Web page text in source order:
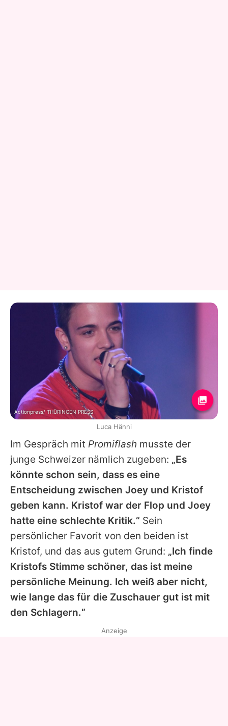
Im Gespräch mit Promiflash musste der
junge Schweizer nämlich zugeben: „Es
könnte schon sein, dass es eine
Entscheidung zwischen Joey und Kristof
geben kann. Kristof war der Flop und Joey
hatte eine schlechte Kritik.“ Sein
persönlicher Favorit von den beiden ist
Kristof, und das aus gutem Grund: „Ich finde
Kristofs Stimme schöner, das ist meine
persönliche Meinung. Ich weiß aber nicht,
wie lange das für die Zuschauer gut ist mit
den Schlagern.“
Actionpress/ THÜRINGEN PRESS
Luca Hänni
Anzeige